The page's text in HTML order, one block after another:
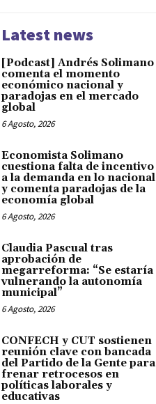
Latest news
[Podcast] Andrés Solimano
comenta el momento
económico nacional y
paradojas en el mercado
global
6 Agosto, 2026
Economista Solimano
cuestiona falta de incentivo
a la demanda en lo nacional
y comenta paradojas de la
economía global
6 Agosto, 2026
Claudia Pascual tras
aprobación de
megarreforma: “Se estaría
vulnerando la autonomía
municipal”
6 Agosto, 2026
CONFECH y CUT sostienen
reunión clave con bancada
del Partido de la Gente para
frenar retrocesos en
políticas laborales y
educativas